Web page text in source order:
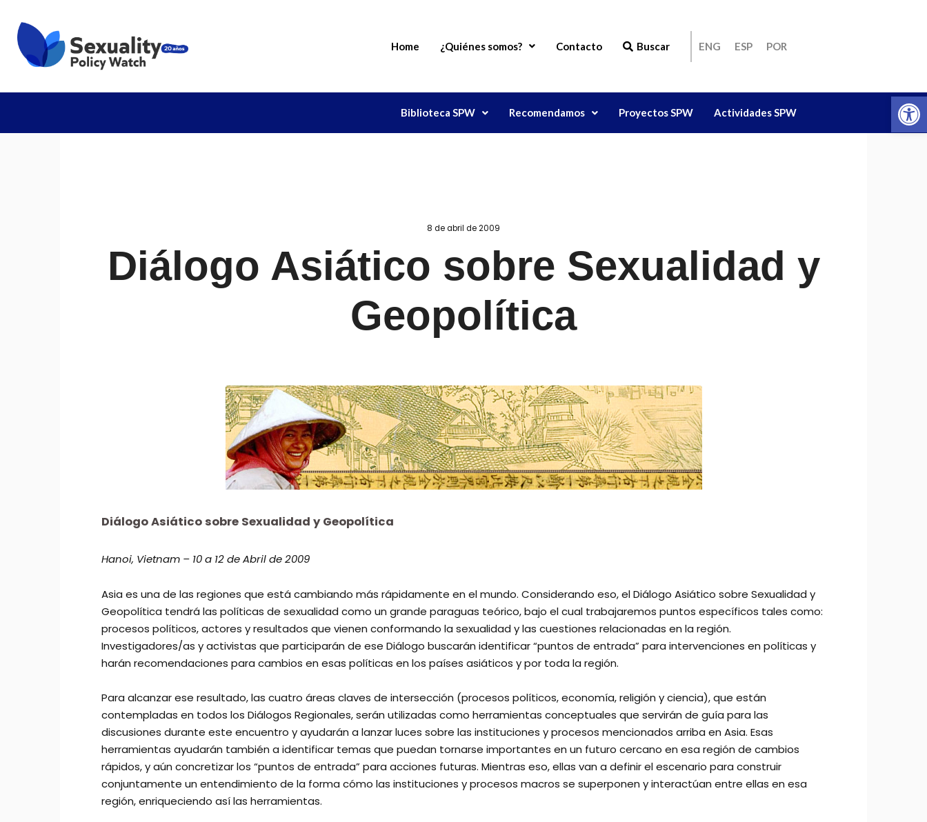
Home ¿Quiénes somos? Contacto Buscar ENG ESP POR
Biblioteca SPW Recomendamos Proyectos SPW Actividades SPW
8 de abril de 2009
Diálogo Asiático sobre Sexualidad y
Geopolítica
Diálogo Asiático sobre Sexualidad y Geopolítica
Hanoi, Vietnam – 10 a 12 de Abril de 2009
Asia es una de las regiones que está cambiando más rápidamente en el mundo. Considerando eso, el Diálogo Asiático sobre Sexualidad y
Geopolítica tendrá las políticas de sexualidad como un grande paraguas teórico, bajo el cual trabajaremos puntos específicos tales como:
procesos políticos, actores y resultados que vienen conformando la sexualidad y las cuestiones relacionadas en la región.
Investigadores/as y activistas que participarán de ese Diálogo buscarán identificar “puntos de entrada” para intervenciones en políticas y
harán recomendaciones para cambios en esas políticas en los países asiáticos y por toda la región.
Para alcanzar ese resultado, las cuatro áreas claves de intersección (procesos políticos, economía, religión y ciencia), que están
contempladas en todos los Diálogos Regionales, serán utilizadas como herramientas conceptuales que servirán de guía para las
discusiones durante este encuentro y ayudarán a lanzar luces sobre las instituciones y procesos mencionados arriba en Asia. Esas
herramientas ayudarán también a identificar temas que puedan tornarse importantes en un futuro cercano en esa región de cambios
rápidos, y aún concretizar los “puntos de entrada” para acciones futuras. Mientras eso, ellas van a definir el escenario para construir
conjuntamente un entendimiento de la forma cómo las instituciones y procesos macros se superponen y interactúan entre ellas en esa
región, enriqueciendo así las herramientas.